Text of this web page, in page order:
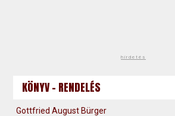
hirdetés
KÖNYV - RENDELÉS
Gottfried August Bürger